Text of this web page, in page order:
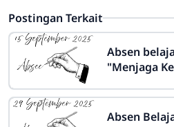
Postingan Terkait
Absen
"Menjaga
Absen